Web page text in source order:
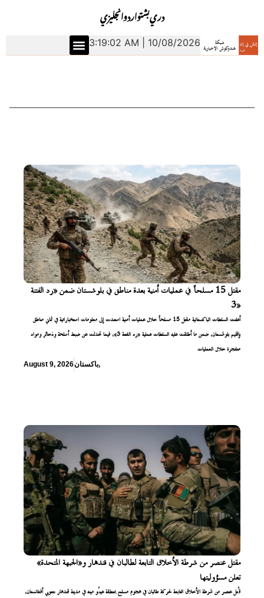
انجليزياردوبشتودري
3:19:02 AM | 10/08/2026
مقتل 15 مسلحاً في عمليات أمنية بعدة مناطق في بلوشستان ضمن «رد الفتنة
3»
أعلنت السلطات الباكستانية مقتل 15 مسلحاً خلال عمليات أمنية استندت إلى معلومات استخباراتية في ثماني مناطق
بإقليم بلوشستان، ضمن ما أطلقت عليه السلطات عملية «رد الفتنة 3»، فيما تحدثت عن ضبط أسلحة وذخائر ومواد
متفجرة خلال العمليات
August 9, 2026باكستان,
مقتل عنصر من شرطة الأخلاق التابعة لطالبان في قندهار و«الجبهة المتحدة»
تعلن مسؤوليتها
قُتل عنصر من شرطة الأخلاق التابعة لحركة طالبان في هجوم مسلح بمنطقة عينُو مينه في مدينة قندهار جنوبي أفغانستان،